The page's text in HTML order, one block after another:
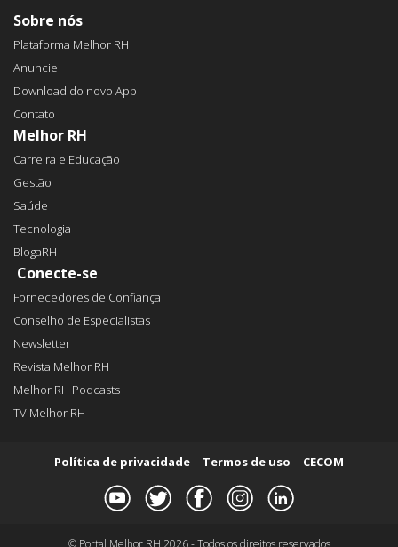
Sobre nós
Plataforma Melhor RH
Anuncie
Download do novo App
Contato
Melhor RH
Carreira e Educação
Gestão
Saúde
Tecnologia
BlogaRH
Conecte-se
Fornecedores de Confiança
Conselho de Especialistas
Newsletter
Revista Melhor RH
Melhor RH Podcasts
TV Melhor RH
Política de privacidade Termos de uso CECOM